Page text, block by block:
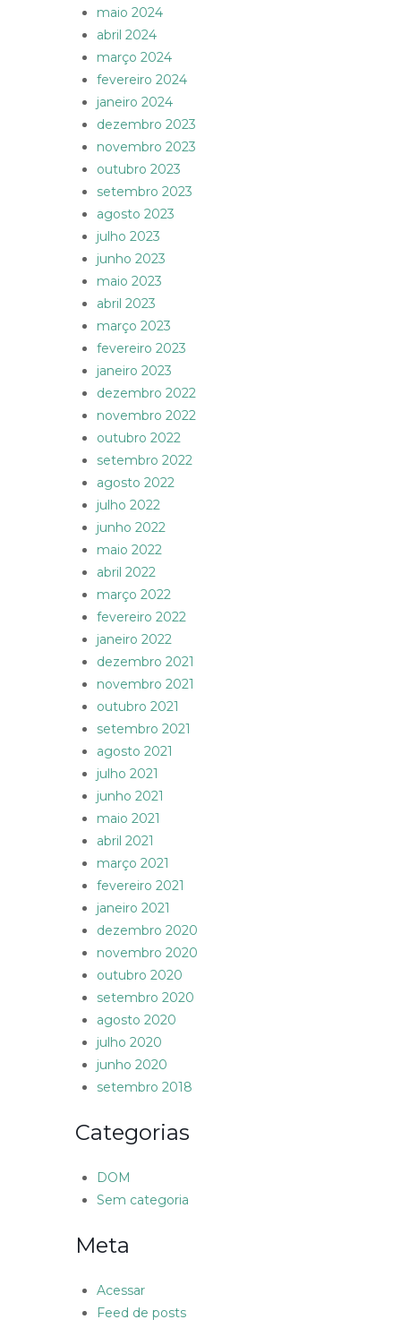
maio 2024
abril 2024
março 2024
fevereiro 2024
janeiro 2024
dezembro 2023
novembro 2023
outubro 2023
setembro 2023
agosto 2023
julho 2023
junho 2023
maio 2023
abril 2023
março 2023
fevereiro 2023
janeiro 2023
dezembro 2022
novembro 2022
outubro 2022
setembro 2022
agosto 2022
julho 2022
junho 2022
maio 2022
abril 2022
março 2022
fevereiro 2022
janeiro 2022
dezembro 2021
novembro 2021
outubro 2021
setembro 2021
agosto 2021
julho 2021
junho 2021
maio 2021
abril 2021
março 2021
fevereiro 2021
janeiro 2021
dezembro 2020
novembro 2020
outubro 2020
setembro 2020
agosto 2020
julho 2020
junho 2020
setembro 2018
Categorias
DOM
Sem categoria
Meta
Acessar
Feed de posts